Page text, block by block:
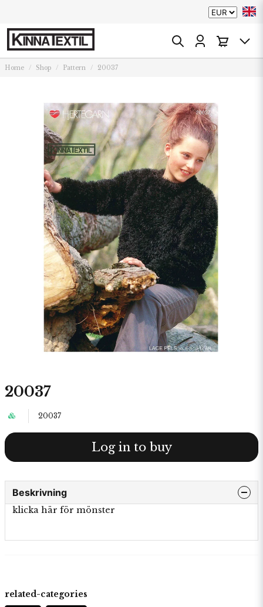
Home Shop Pattern 20037
20037
20037
Log in to buy
Beskrivning
klicka här för mönster
related-categories